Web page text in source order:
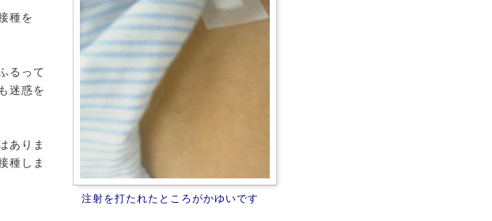
注射を打たれたところがかゆいです
種を
るって
迷惑を
ありま
種しま